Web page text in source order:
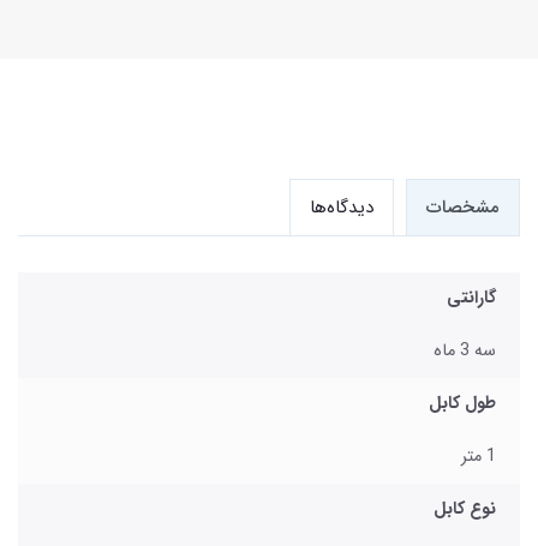
مشخصات دیدگاه‌ها
گارانتی
سه 3 ماه
طول کابل
1 متر
نوع کابل